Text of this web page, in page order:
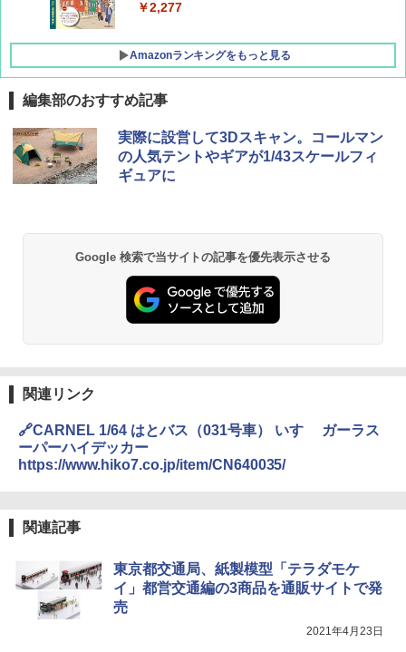
￥2,277
Amazonランキングをもっと見る
[キャンパーズコレクション 山善] ポップアッ
プテント 傘みたいに広げて畳める パッとサ
ッとサンシェード キューブ フルクローズ メ
ッシュ 簡単設置 ワンタッチテント キャンプ
PYKES PEAK (パイクスピーク) 着替えテン
ト プライバシー テント 【中が透けない】 1
人用 折りたたみ 防災グッズ 災害用トイレ ビ
ーチ ピクニック ポップアップテント 携帯 簡
ENDLESS BASE 《めざましテレビで紹介》
テント ワンタッチ RENEW 幅200 2-3人用 43
ーティング フルクローズ メッシュ 3-4人用
簡単設置 ポップアップテント エクルベージ
DEWEL パラソル 大型 ビーチ アウトドアパ
ラソル ガーデン サイトシート付 折りたたみ
防水 UVカット 4段階高さ調整 軽量 収納袋付
き
GRANDOOR ステンレス保冷剤 2個セット 2
026リニューアル 急速冷凍 空間倍増 衛生的
コンパクト 保冷力長持ち
￥2,980
秒）射程5～10m 安全ロック搭載 携帯収納袋
付き ヒグマ・イノシシ対策 自治体・教育機
防災用品 長期保存可能 緊急時用 日本国内発
BUNDOK(バンドック)ソロ ドーム 1 EX BDK
-08EX カーキ ソロキャンプ ポリエステル フ
編集部のおすすめ記事
実際に設営して3Dスキャン。コールマン
の人気テントやギアが1/43スケールフィ
ギュアに
Google 検索で当サイトの記事を優先表示させる
関連リンク
🔗CARNEL 1/64 はとバス（031号車） いすゞ ガーラス
ーパーハイデッカー
https://www.hiko7.co.jp/item/CN640035/
関連記事
東京都交通局、紙製模型「テラダモケ
イ」都営交通編の3商品を通販サイトで発
売
2021年4月23日